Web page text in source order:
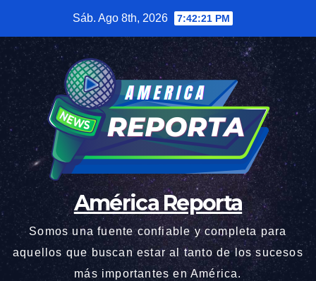
contenido
Sáb. Ago 8th, 2026 7:42:22 PM
América Reporta
Somos una fuente confiable y completa para
aquellos que buscan estar al tanto de los sucesos
más importantes en América.